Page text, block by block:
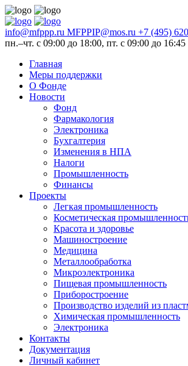
info@mfppp.ru MFPPIP@mos.ru +7 (495)
пн.–чт. с 09:00 до 18:00, пт. с 09:00 до 16:45
Главная
Меры поддержки
О Фонде
Новости
Фонд
Фармакология
Электроника
Бухгалтерия
Изменения в НПА
Налоги
Промышленность
Финансы
Проекты
Легкая промышленность
Косметическая
Красота и здоровье
Машиностроение
Медицина
Металлообработка
Микроэлектроника
Пищевая промышленность
Приборостроение
Производство изделий из
Химическая промышленность
Электроника
Контакты
Документация
Личный кабинет